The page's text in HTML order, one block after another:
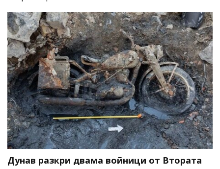
Дунав разкри двама войници от Втората